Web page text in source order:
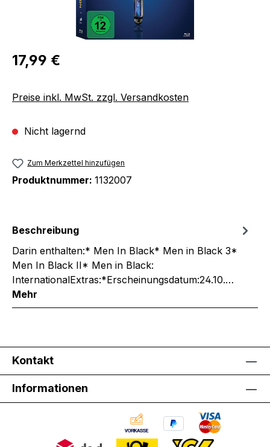
Regulärer Preis:
17,99 €
Preise inkl. MwSt. zzgl. Versandkosten
Nicht lagernd
Zum Merkzettel hinzufügen
Produktnummer: 1132007
Beschreibung
Darin enthalten:* Men In Black* Men in Black 3*
Men In Black II* Men in Black:
InternationalExtras:*Erscheinungsdatum:24.10.…
Mehr
Kontakt
Informationen